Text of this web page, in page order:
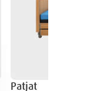
Patjat